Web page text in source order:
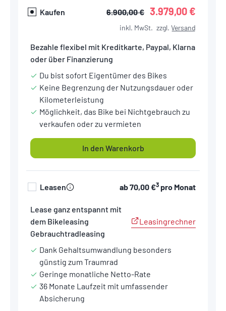
Kaufen 6.900,00 € 3.979,00 €
inkl. MwSt. zzgl. Versand
Bezahle flexibel mit Kreditkarte, Paypal, Klarna
oder über Finanzierung
Du bist sofort Eigentümer des Bikes
Keine Begrenzung der Nutzungsdauer oder
Kilometerleistung
Möglichkeit, das Bike bei Nichtgebrauch zu
verkaufen oder zu vermieten
In den Warenkorb
Leasen ab70,00 €3 pro Monat
Lease ganz entspannt mit
dem Bikeleasing
Gebrauchtradleasing
Leasingrechner
Dank Gehaltsumwandlung besonders
günstig zum Traumrad
Geringe monatliche Netto-Rate
36 Monate Laufzeit mit umfassender
Absicherung